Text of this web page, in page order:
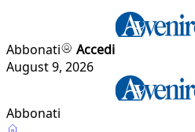
Abbonati
Accedi
August 9, 2026
Abbonati